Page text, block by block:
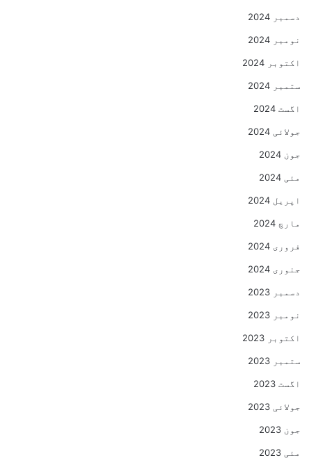
دسمبر 2024
نومبر 2024
اکتوبر 2024
ستمبر 2024
اگست 2024
جولائی 2024
جون 2024
مئی 2024
اپریل 2024
مارچ 2024
فروری 2024
جنوری 2024
دسمبر 2023
نومبر 2023
اکتوبر 2023
ستمبر 2023
اگست 2023
جولائی 2023
جون 2023
مئی 2023